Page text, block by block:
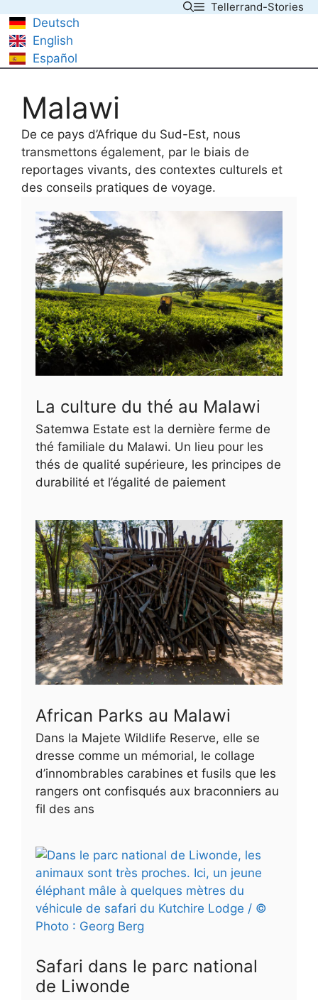
to
content
Tellerrand-Stories
Deutsch
English
Español
Malawi
De ce pays d’Afrique du Sud-Est, nous
transmettons également, par le biais de
reportages vivants, des contextes culturels et
des conseils pratiques de voyage.
La culture du thé au Malawi
Satemwa Estate est la dernière ferme de
thé familiale du Malawi. Un lieu pour les
thés de qualité supérieure, les principes de
durabilité et l’égalité de paiement
African Parks au Malawi
Dans la Majete Wildlife Reserve, elle se
dresse comme un mémorial, le collage
d’innombrables carabines et fusils que les
rangers ont confisqués aux braconniers au
fil des ans
Safari dans le parc national
de Liwonde